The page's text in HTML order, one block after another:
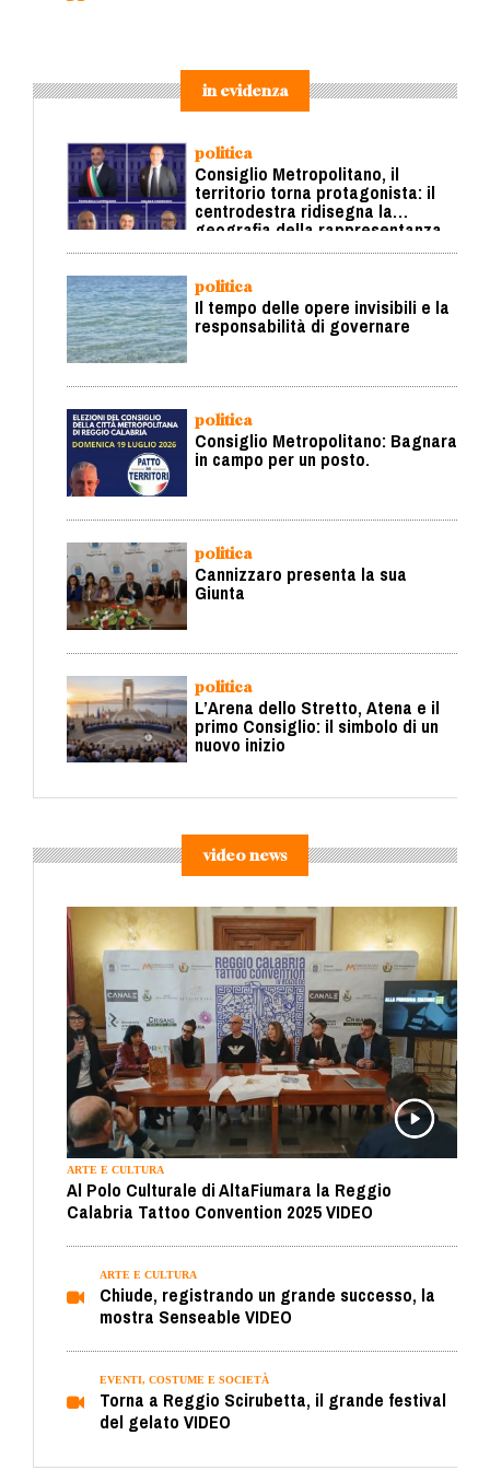
in evidenza
politica
Consiglio Metropolitano, il
territorio torna protagonista: il
centrodestra ridisegna la
geografia della rappresentanza
politica
Il tempo delle opere invisibili e la
responsabilità di governare
politica
Consiglio Metropolitano: Bagnara
in campo per un posto.
politica
Cannizzaro presenta la sua
Giunta
politica
L’Arena dello Stretto, Atena e il
primo Consiglio: il simbolo di un
nuovo inizio
video news
ARTE E CULTURA
Al Polo Culturale di AltaFiumara la Reggio
Calabria Tattoo Convention 2025 VIDEO
ARTE E CULTURA
Chiude, registrando un grande successo, la
mostra Senseable VIDEO
EVENTI, COSTUME E SOCIETÀ
Torna a Reggio Scirubetta, il grande festival
del gelato VIDEO